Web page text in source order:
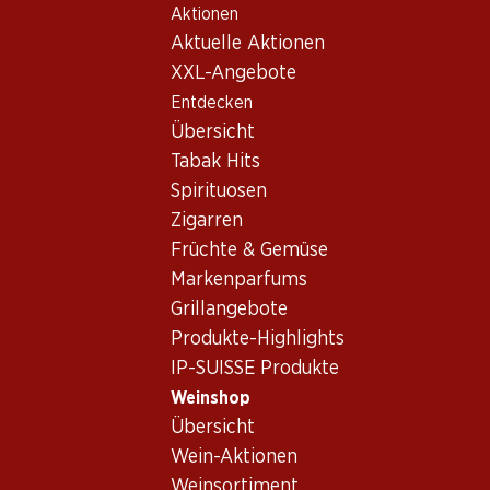
Aktionen
Aktuelle Aktionen
XXL-Angebote
Entdecken
Übersicht
Tabak Hits
Spirituosen
Zigarren
Früchte & Gemüse
Markenparfums
Grillangebote
Produkte-Highlights
IP-SUISSE Produkte
Weinshop
Übersicht
Wein-Aktionen
Wein/Champagner
Venetien
Casato Mastino Ripasso della Valpolicella DOC Superiore
Vorderseite Rückseite